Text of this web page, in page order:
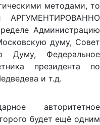
методами, то
АРГУМЕНТИРОВАННО
Администрацию
думу, Совет
Думу, Федеральное
президента по
и т.д.
авторитетное
будет ещё одним